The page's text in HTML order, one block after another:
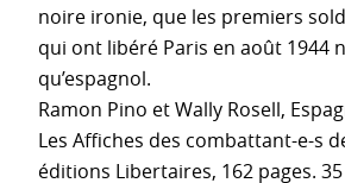
noire ironie, que les premiers
qui ont libéré Paris en août 1944
qu’espagnol.
Ramon Pino et Wally Rosell,
Les Affiches des combattant-e-s
éditions Libertaires, 162 pages.